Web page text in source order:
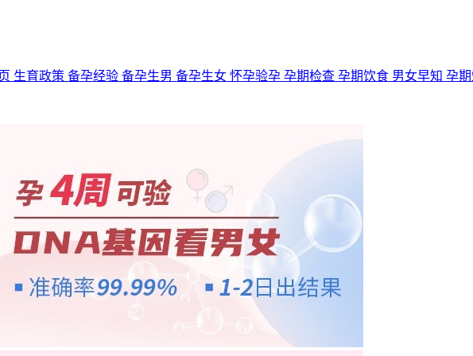
生育政策 备孕经验 备孕生男 备孕生女 怀孕验孕 孕期检查 孕期饮食 男女早知 孕